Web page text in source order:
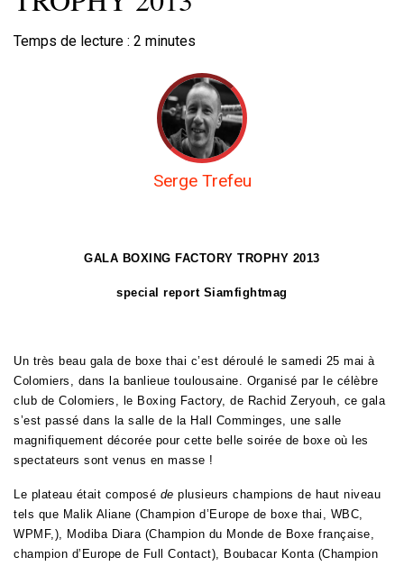
Temps de lecture : 2 minutes
Serge Trefeu
GALA BOXING FACTORY TROPHY 2013
special report Siamfightmag
Un très beau gala de boxe thai c’est déroulé le samedi 25 mai à
Colomiers, dans la banlieue toulousaine. Organisé par le célèbre
club de Colomiers, le Boxing Factory, de Rachid Zeryouh, ce gala
s’est passé dans la salle de la Hall Comminges, une salle
magnifiquement décorée pour cette belle soirée de boxe où les
spectateurs sont venus en masse !
Le plateau était composé de plusieurs champions de haut niveau
tels que Malik Aliane (Champion d’Europe de boxe thai, WBC,
WPMF,), Modiba Diara (Champion du Monde de Boxe française,
champion d’Europe de Full Contact), Boubacar Konta (Champion